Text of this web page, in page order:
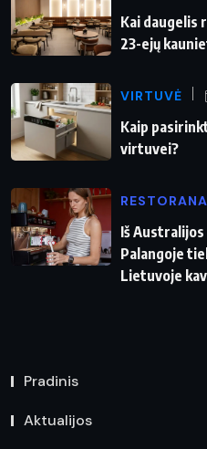
Kai daugelis
23-ejų
VIRTUVĖ
Kaip
virtuvei?
Iš
Palangoje
Lietuvoje
Pradinis
Aktualijos